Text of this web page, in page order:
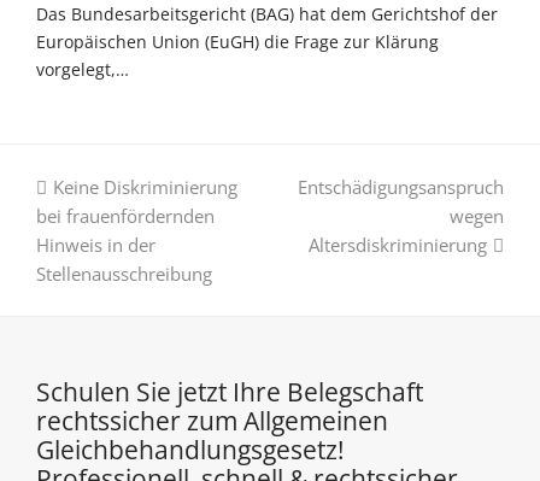
Das Bundesarbeitsgericht (BAG) hat dem Gerichtshof der
Europäischen Union (EuGH) die Frage zur Klärung
vorgelegt,…
vorheriger
Beitrag:
Keine Diskriminierung
bei frauenfördernden
Hinweis in der
Stellenausschreibung
Nächster
Entschädigungsanspruch
wegen
Altersdiskriminierung
Schulen Sie jetzt Ihre Belegschaft
rechtssicher zum Allgemeinen
Gleichbehandlungsgesetz!